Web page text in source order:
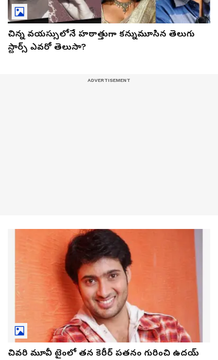
చిన్న వయస్సులోనే హఠాత్తుగా కన్నుమూసిన తెలుగు
స్టార్స్ ఎవరో తెలుసా?
చివరి మూవీ టైంలో తన కెరీర్ పతనం గురించి ఉదయ్